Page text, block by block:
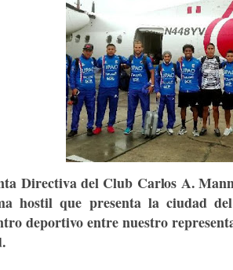
Directiva del Club Carlos A.
hostil que presenta la ciudad
deportivo entre nuestro